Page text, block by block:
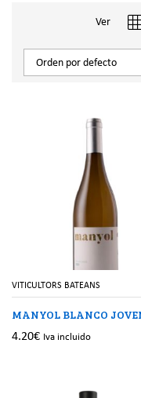
Ver
Orden por defecto
VITICULTORS BATEANS
MANYOL BLANCO
4.20€ Iva incluido